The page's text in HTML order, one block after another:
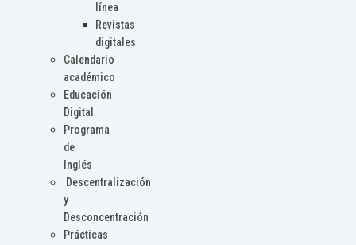
línea
Revistas
digitales
Calendario
académico
Educación
Digital
Programa
de
Inglés
Descentralización
y
Desconcentración
Prácticas